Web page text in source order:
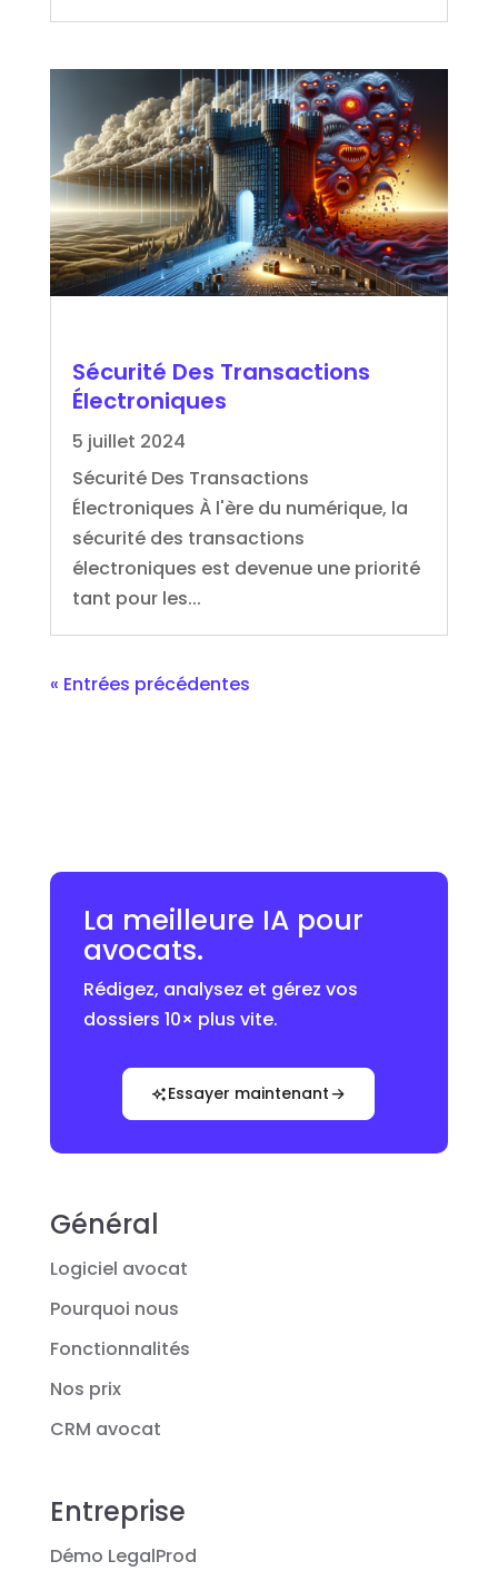
Sécurité Des Transactions
Électroniques
5 juillet 2024
Sécurité Des Transactions
Électroniques À l'ère du numérique, la
sécurité des transactions
électroniques est devenue une priorité
tant pour les...
« Entrées précédentes
La meilleure IA pour
avocats.
Rédigez, analysez et gérez vos
dossiers 10× plus vite.
Essayer maintenant
Général
Logiciel avocat
Pourquoi nous
Fonctionnalités
Nos prix
CRM avocat
Entreprise
Démo LegalProd